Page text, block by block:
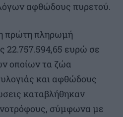
αφθώδους πυρετού.
η πρώτη πληρωμή
ευρώ σε
οποίων τα ζώα
και αφθώδους
καταβλήθηκαν
σύμφωνα με